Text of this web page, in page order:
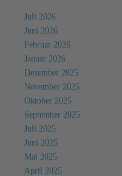
Juli 2026
Juni 2026
Februar 2026
Januar 2026
Dezember 2025
November 2025
Oktober 2025
September 2025
Juli 2025
Juni 2025
Mai 2025
April 2025